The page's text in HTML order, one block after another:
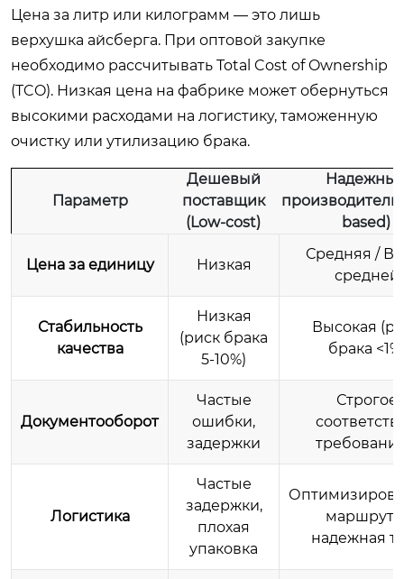
Цена за литр или килограмм — это лишь
верхушка айсберга. При оптовой закупке
необходимо рассчитывать Total Cost of Ownership
(TCO). Низкая цена на фабрике может обернуться
высокими расходами на логистику, таможенную
очистку или утилизацию брака.
Параметр
Дешевый
поставщик
(Low-cost)
производитель
based)
Цена за единицу Низкая
Средняя /
средней
Стабильность
качества
Низкая
(риск брака
5-10%)
Высокая
брака
Документооборот
Частые
ошибки,
задержки
Строгое
Логистика
Частые
задержки,
плохая
упаковка
надежная